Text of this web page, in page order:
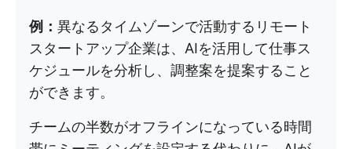
例： 異なるタイムゾーンで活動するリモート
スタートアップ企業は、AIを活用して仕事ス
ケジュールを分析し、調整案を提案すること
ができます。
チームの半数がオフラインになっている時間